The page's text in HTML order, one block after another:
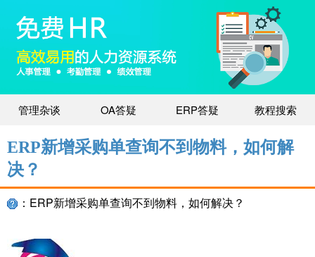
管理杂谈 OA答疑 ERP答疑 教程搜索
ERP新增采购单查询不到物料，如何解
决？
：ERP新增采购单查询不到物料，如何解决？